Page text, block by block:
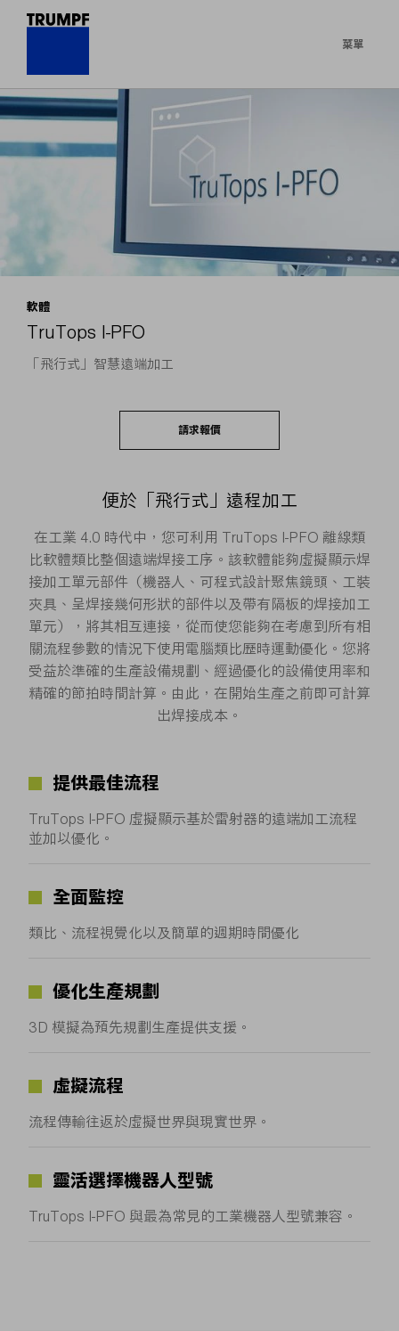
菜單
軟體
TruTops I-PFO
「飛行式」智慧遠端加工
請求報價
便於「飛行式」遠程加工
在工業 4.0 時代中，您可利用 TruTops I-PFO 離線類
比軟體類比整個遠端焊接工序。該軟體能夠虛擬顯示焊
接加工單元部件（機器人、可程式設計聚焦鏡頭、工裝
夾具、呈焊接幾何形狀的部件以及帶有隔板的焊接加工
單元），將其相互連接，從而使您能夠在考慮到所有相
關流程參數的情況下使用電腦類比歷時運動優化。您將
受益於準確的生產設備規劃、經過優化的設備使用率和
精確的節拍時間計算。由此，在開始生產之前即可計算
出焊接成本。
提供最佳流程
TruTops I-PFO 虛擬顯示基於雷射器的遠端加工流程
並加以優化。
全面監控
類比、流程視覺化以及簡單的週期時間優化
優化生產規劃
3D 模擬為預先規劃生產提供支援。
虛擬流程
流程傳輸往返於虛擬世界與現實世界。
靈活選擇機器人型號
TruTops I-PFO 與最為常見的工業機器人型號兼容。